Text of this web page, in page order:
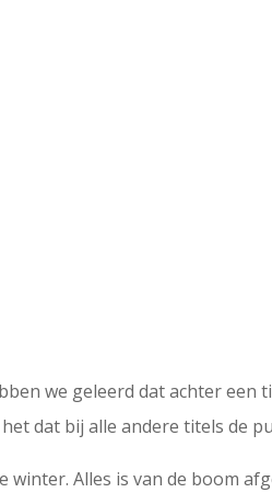
we geleerd dat achter een
dat bij alle andere titels de
Alles is van de boom